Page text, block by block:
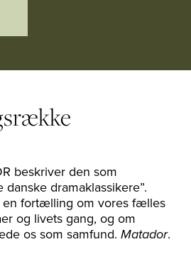
beskriver den som
danske dramaklassikere”.
en fortælling om vores fælles
og livets gang, og om
os som samfund. Matador.